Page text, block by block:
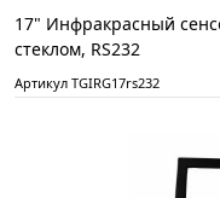
17" Инфракрасный
стеклом, RS232
Артикул TGIRG17rs232